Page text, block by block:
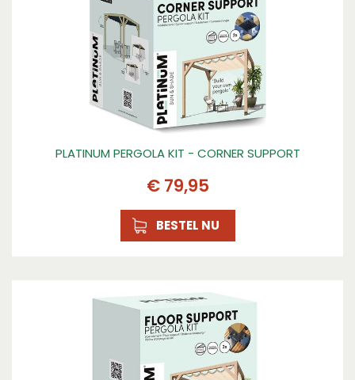
PLATINUM PERGOLA KIT - CORNER SUPPORT
€ 79,95
BESTEL NU